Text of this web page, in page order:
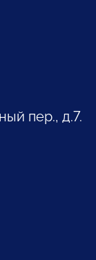
пер., д.7.